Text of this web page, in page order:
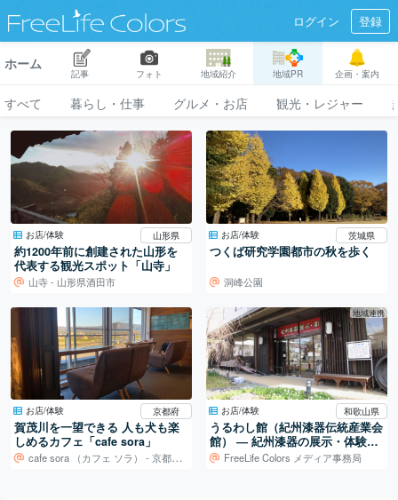
ログイン 登録
ホーム
記事 フォト 地域紹介 地域PR 企画・案内
すべて 暮らし・仕事 グルメ・お店 観光・レジャー
お店/体験 山形県
約1200年前に創建された山形を
代表する観光スポット「山寺」
山寺 - 山形県酒田市
お店/体験 茨城県
つくば研究学園都市の秋を歩く
洞峰公園
お店/体験 京都府
賀茂川を一望できる 人も犬も楽
しめるカフェ「cafe sora」
cafe sora （カフェ ソラ） - 京都府京都市
地域連携
お店/体験 和歌山県
うるわし館（紀州漆器伝統産業会
館） ― 紀州漆器の展示・体験・
販売を担う産地の拠点
FreeLife Colors メディア事務局